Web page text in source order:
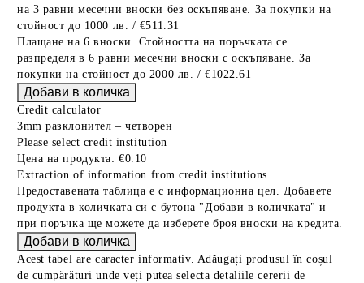
на 3 равни месечни вноски без оскъпяване. За покупки на
стойност до 1000 лв. / €511.31
Плащане на 6 вноски. Стойността на поръчката се
разпределя в 6 равни месечни вноски с оскъпяване. За
покупки на стойност до 2000 лв. / €1022.61
Credit calculator
3mm разклонител – четворен
Please select credit institution
Цена на продукта: €0.10
Extraction of information from credit institutions
Предоставената таблица е с информационна цел. Добавете
продукта в количката си с бутона "Добави в количката" и
при поръчка ще можете да изберете броя вноски на кредита.
Acest tabel are caracter informativ. Adăugați produsul în coșul
de cumpărături unde veți putea selecta detaliile cererii de